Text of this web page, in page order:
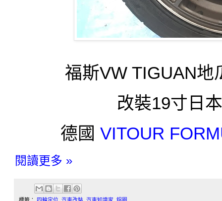
福斯VW TIGUAN地
改裝19寸日
德國 VITOUR
閱讀更多 »